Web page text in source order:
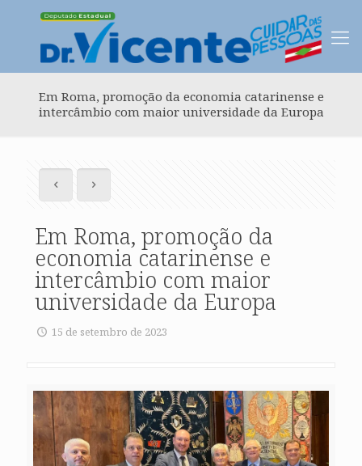
Em Roma, promoção da economia catarinense e
intercâmbio com maior universidade da Europa
Em Roma, promoção da
economia catarinense e
intercâmbio com maior
universidade da Europa
15 de setembro de 2023